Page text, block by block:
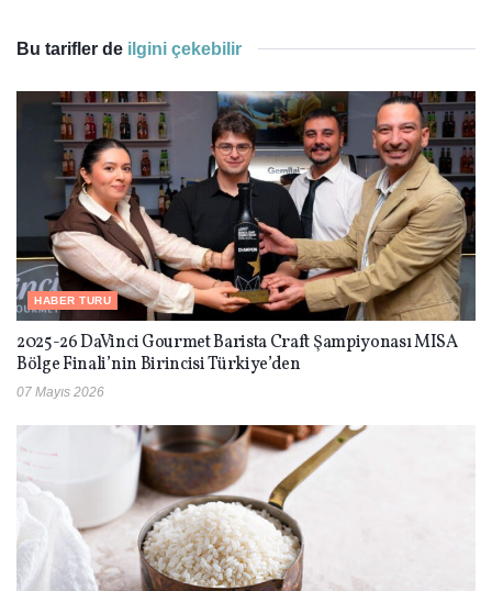
Bu tarifler de ilgini çekebilir
HABER TURU
2025-26 DaVinci Gourmet Barista Craft Şampiyonası MISA
Bölge Finali’nin Birincisi Türkiye’den
07 Mayıs 2026